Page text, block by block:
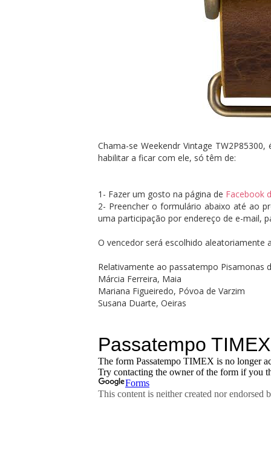
Chama-se Weekendr Vintage
habilitar a ficar com ele, só têm de:
1- Fazer um gosto na página de Facebook
2- Preencher o formulário abaixo até ao
uma participação por endereço de e-mail,
O vencedor será escolhido aleatoriamente
Relativamente ao passatempo Pisamonas
Márcia Ferreira, Maia
Mariana Figueiredo, Póvoa de Varzim
Susana Duarte, Oeiras